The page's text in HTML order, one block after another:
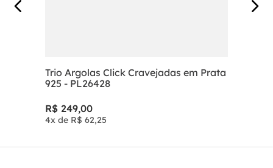
Trio Argolas Click Cravejadas em Prata
925 - PL26428
R$ 249,00
4x de R$ 62,25